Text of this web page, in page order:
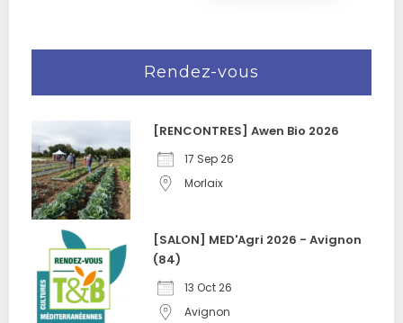
Rendez-vous
[RENCONTRES] Awen Bio 2026
17 Sep 26
Morlaix
[SALON] MED'Agri 2026 - Avignon
(84)
13 Oct 26
Avignon